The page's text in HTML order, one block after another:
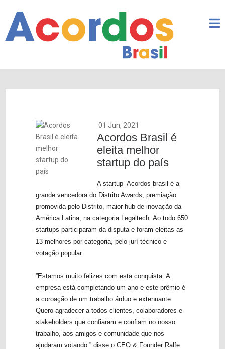
01 Jun, 2021
Acordos Brasil é
eleita melhor
startup do país
A startup Acordos brasil é a
grande vencedora do Distrito Awards, premiação
promovida pelo Distrito, maior hub de inovação da
América Latina, na categoria Legaltech. Ao todo 650
startups participaram da disputa e foram eleitas as
13 melhores por categoria, pelo jurí técnico e
votação popular.
”Estamos muito felizes com esta conquista. A
empresa está completando um ano e este prêmio é
a coroação de um trabalho árduo e extenuante.
Quero agradecer a todos clientes, colaboradores e
stakeholders que confiaram e confiam no nosso
trabalho, aos amigos e comunidade que nos
ajudaram votando.” disse o CEO & Founder Ralfe